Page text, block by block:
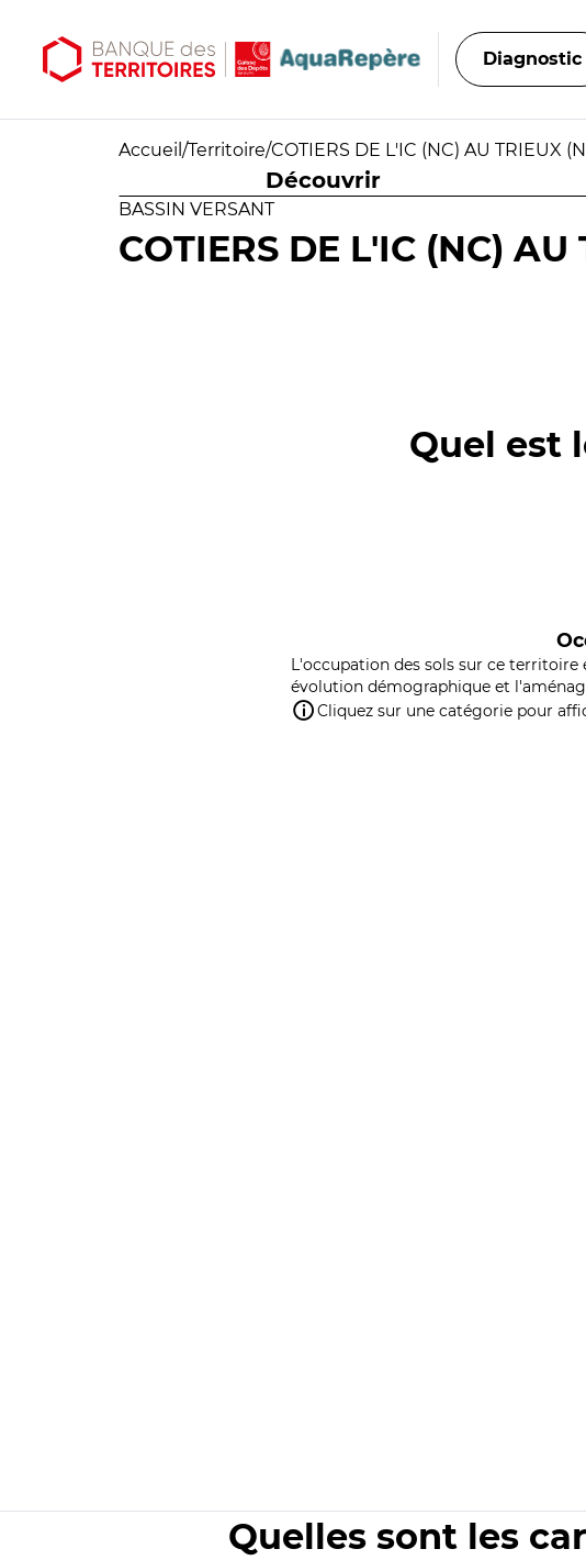
Diagnostic
Accueil /Territoire/COTIERS DE L'IC (NC) AU TRIEUX
Découvrir
BASSIN VERSANT
COTIERS DE L'IC (NC) AU
Quel est
L'occupation des sols sur ce territoire
évolution démographique et
Cliquez sur une catégorie pour
Quelles sont les